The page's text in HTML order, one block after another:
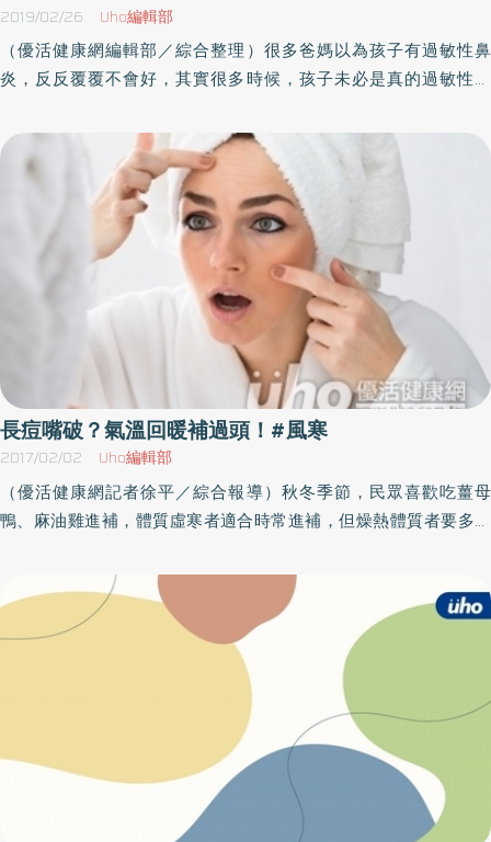
2019/02/26 Uho編輯部
（優活健康網編輯部／綜合整理）很多爸媽以為孩子有過敏性鼻
炎，反反覆覆不會好，其實很多時候，孩子未必是真的過敏性鼻
的。他說你很會治小孩過敏性鼻炎。」媽媽說。「你怎麼知道弟弟
是過敏性鼻炎呢？」我不解地問。「他每次天氣開始變冷，鼻子就
過敏啊。」「有哪些症狀呢？」我追問。「他每天晚上都會流鼻
水、打噴嚏、鼻塞。白天醒來，去學校以後，大概中午前就好了。
我還帶去驗過敏原。」（這個媽媽很關心小孩的狀況喔）「所以你
帶去西醫驗完後，過敏原是什麼呢？」我問。「就塵蟎稍微高一
點……」「好吧！我來看看。」（五分鐘過後）「你這孩子很正常
啊！就是常受風寒而已。」我說。「什麼？我們都很注意啊！衣服
都穿夠，在家也都有穿襪子。」媽媽一臉驚嚇地說。「嗯……他有去
幼稚園嗎？午睡是睡地板嗎？」「學校有睡網床，我們也有帶睡
袋，連在家睡地板也都有鋪地墊。」（說到重點了）「鋪地墊？睡
地板？該不會還睡靠近窗戶的位置，窗簾沒拉上，免得睡過頭？還
是根本用百葉窗？」我劈哩啪啦說了一堆。「醫師，你怎麼知道，
你來過我家嗎？我們家是用百葉窗耶！」「……」睡覺環境造就的
「過敏性鼻炎」症狀你的孩子是不是常常夏天沒事，冬天就開始各
網路上的文章，也有很多爸媽留言問，明明自己已經留意很多事情
了，為什麼孩子還是會受寒？確實，很多媽媽在孩子清醒時，完全
練成了「避風如避箭」的內功心法。可是，百密有一疏，雞蛋再密
也有縫。假使沒注意到睡覺環境的問題，小孩罹患的可以說是「風
水性感冒」。如果你的孩子是睡地上（只墊個墊子），或是床在窗
戶旁，或正對著門，即使家裡使用氣密窗，窗戶附近的氣溫跟室內
比還是偏低。更何況普通窗戶一定會有微微的風不間斷地吹進來。
孩子醒著的時候，機體活動旺盛，自然不怕這麼一點點寒風，可是
睡著了以後呢？如果平常保護太周到，肌膚腠理疏鬆，睡眠時的這
長痘嘴破？氣溫回暖補過頭！#風寒
2017/02/02 Uho編輯部
（優活健康網記者徐平／綜合報導）秋冬季節，民眾喜歡吃薑母
鴨、麻油雞進補，體質虛寒者適合時常進補，但燥熱體質者要多多
及慢性疾病患者，早上要等氣溫較高時再起床，起床也應等身體暖
和後再下床，穿著採取洋蔥式穿法，避免風寒要特別記得頭部與腳
部的保暖。進補的次數要少 進補過頭反而火氣大衛福部彰化醫院
中醫師張煒東表示，今年冬天至今的情況不同於往年，冷氣團發威
時短期溫度驟降，但沒有冷氣團來襲時氣溫可逾20度，所以進補的
次數要少一點，以免天氣回暖時因為進補過頭而有火氣大的情況出
現。一般常見的冬令進補有羊肉爐、薑母鴨、麻油雞、十全大補湯
等都屬於溫熱的補法，體質虛寒、易手腳冰冷的人，可以藉此改善
體質虛寒的現象，但是體質燥熱的人就不適合，若硬是要進補就容
易出現口乾舌燥、口唇破、牙齦腫痛、流鼻血及失眠等火氣大的症